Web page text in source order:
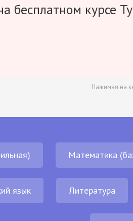
бесплатном курсе
Нажимая на
Математика
язык Литература